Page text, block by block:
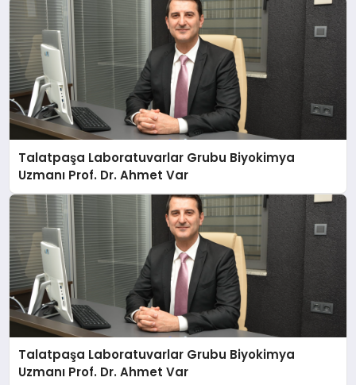
Talatpaşa Laboratuvarlar Grubu Biyokimya
Uzmanı Prof. Dr. Ahmet Var
Talatpaşa Laboratuvarlar Grubu Biyokimya
Uzmanı Prof. Dr. Ahmet Var